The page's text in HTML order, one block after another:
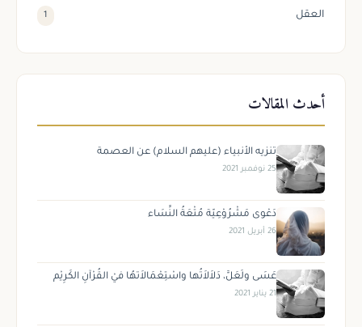
العقل 1
أحدث المقالات
تنزيه الأنبياء (عليهم السلام) عن العصمة
25 نوفمبر 2021
دَعْوى مَشْرُوْعِيّة مُتْعَةُ النِّسَاء
26 أبريل 2021
عَسَى ولَعَلَّ، دَلاَلاَتُها واسْتِعْمَالاَتهُا فيْ القُرْآنِ الكَرِيْم
21 يناير 2021